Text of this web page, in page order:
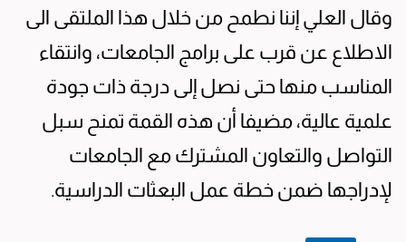
وقال العلي إننا نطمح من خلال هذا الملتقى الى
الاطلاع عن قرب على برامج الجامعات، وانتقاء
المناسب منها حتى نصل إلى درجة ذات جودة
علمية عالية، مضيفا أن هذه القمة تمنح سبل
التواصل والتعاون المشترك مع الجامعات
لإدراجها ضمن خطة عمل البعثات الدراسية.